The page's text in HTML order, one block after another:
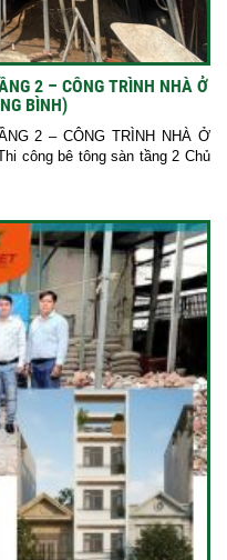
2 – CÔNG TRÌNH NHÀ Ở
BÌNH)
2 – CÔNG TRÌNH NHÀ Ở
công bê tông sàn tầng 2 Chủ